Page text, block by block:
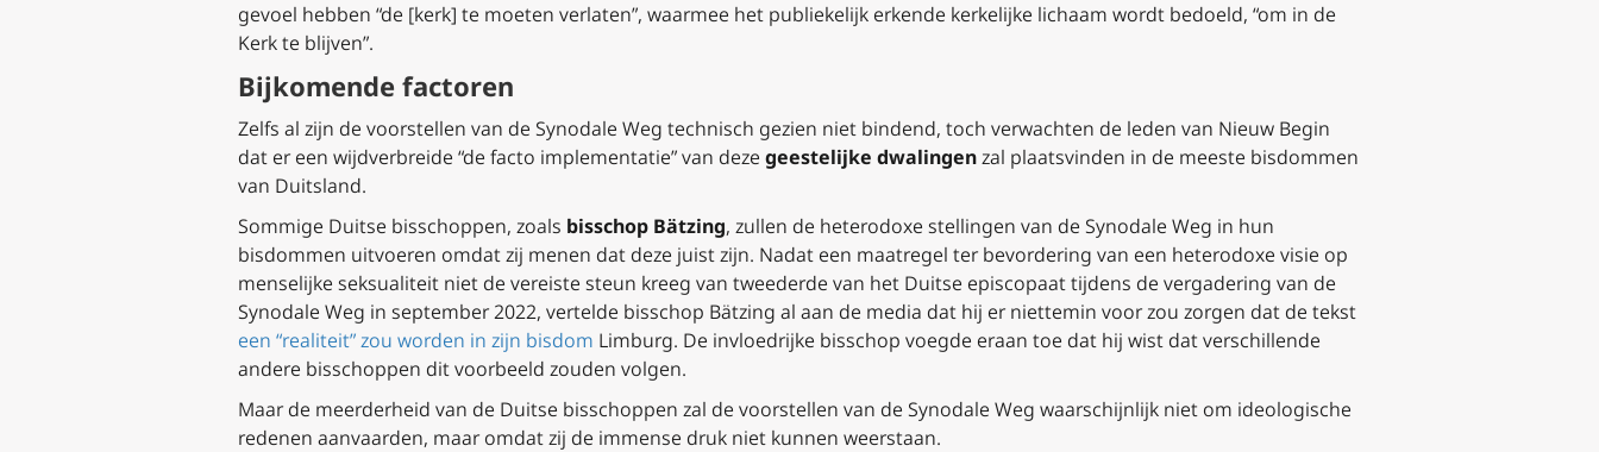
gevoel hebben “de [kerk] te moeten verlaten”, waarmee het publiekelijk erkende kerkelijke lichaam wordt bedoeld, “om in de
Kerk te blijven”.
Bijkomende factoren
Zelfs al zijn de voorstellen van de Synodale Weg technisch gezien niet bindend, toch verwachten de leden van Nieuw Begin
dat er een wijdverbreide “de facto implementatie” van deze geestelijke dwalingenzal plaatsvinden in de meeste bisdommen
van Duitsland.
Sommige Duitse bisschoppen, zoals bisschop Bätzing, zullen de heterodoxe stellingen van de Synodale Weg in hun
bisdommen uitvoeren omdat zij menen dat deze juist zijn. Nadat een maatregel ter bevordering van een heterodoxe visie op
menselijke seksualiteit niet de vereiste steun kreeg van tweederde van het Duitse episcopaat tijdens de vergadering van de
Synodale Weg in september 2022, vertelde bisschop Bätzing al aan de media dat hij er niettemin voor zou zorgen dat de tekst
een “realiteit” zou worden in zijn bisdom Limburg. De invloedrijke bisschop voegde eraan toe dat hij wist dat verschillende
andere bisschoppen dit voorbeeld zouden volgen.
Maar de meerderheid van de Duitse bisschoppen zal de voorstellen van de Synodale Weg waarschijnlijk niet om ideologische
redenen aanvaarden, maar omdat zij de immense druk niet kunnen weerstaan.